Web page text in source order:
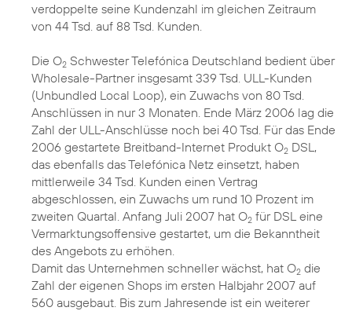
verdoppelte seine Kundenzahl im gleichen Zeitraum
von 44 Tsd. auf 88 Tsd. Kunden.
Die O2 Schwester Telefónica Deutschland bedient über
Wholesale-Partner insgesamt 339 Tsd. ULL-Kunden
(Unbundled Local Loop), ein Zuwachs von 80 Tsd.
Anschlüssen in nur 3 Monaten. Ende März 2006 lag die
Zahl der ULL-Anschlüsse noch bei 40 Tsd. Für das Ende
2006 gestartete Breitband-Internet Produkt O2 DSL,
das ebenfalls das Telefónica Netz einsetzt, haben
mittlerweile 34 Tsd. Kunden einen Vertrag
abgeschlossen, ein Zuwachs um rund 10 Prozent im
zweiten Quartal. Anfang Juli 2007 hat O2 für DSL eine
Vermarktungsoffensive gestartet, um die Bekanntheit
des Angebots zu erhöhen.
Damit das Unternehmen schneller wächst, hat O2 die
Zahl der eigenen Shops im ersten Halbjahr 2007 auf
560 ausgebaut. Bis zum Jahresende ist ein weiterer